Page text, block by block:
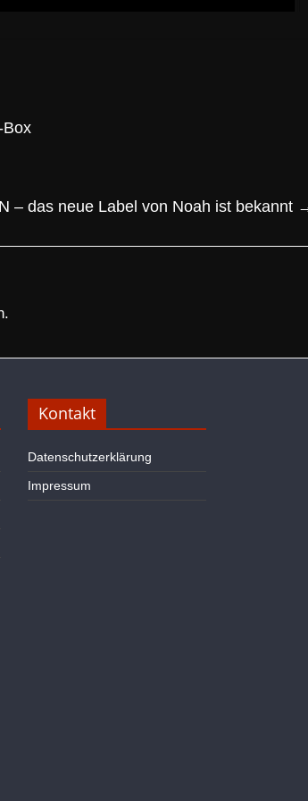
Box
– das neue Label von Noah ist bekannt
Kontakt
Datenschutzerklärung
Impressum